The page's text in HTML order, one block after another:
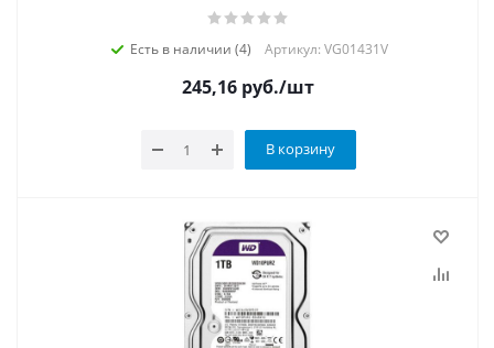
Есть в наличии (4) Артикул: VG01431V
245,16 руб./шт
В корзину